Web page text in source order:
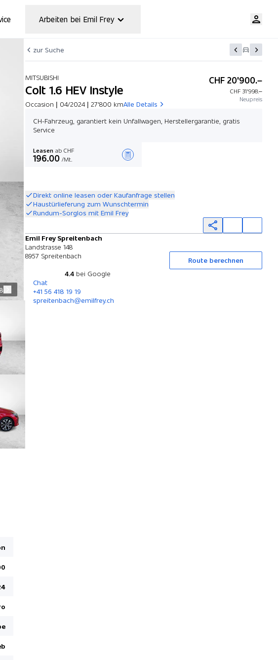
Arbeiten bei Emil Frey
zur Suche
MITSUBISHI
Colt 1.6 HEV Instyle
Occasion | 04/2024 | 27'800 kmAlle Details
CHF 20'900.–
CHF 31'998.–
Neupreis
CH-Fahrzeug, garantiert kein Unfallwagen, Herstellergarantie, gratis
Service
Leasen ab CHF
196.00 /Mt.
Direkt online leasen oder Kaufanfrage stellen
Haustürlieferung zum Wunschtermin
Rundum-Sorglos mit Emil Frey
Emil Frey Spreitenbach
Landstrasse 148
8957 Spreitenbach
Route berechnen
4.4 bei Google
Chat
+41 56 418 19 19
spreitenbach@emilfrey.ch